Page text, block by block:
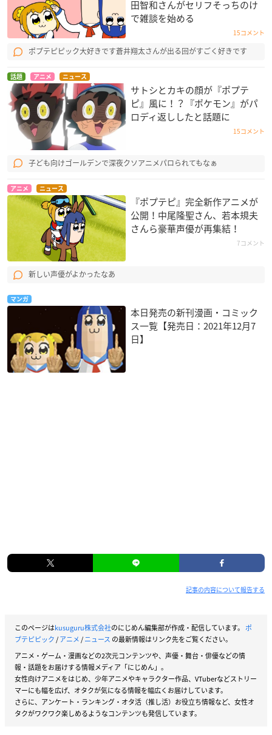
田智和さんがセリフそっちのけ
で雑談を始める
15コメント
ポプテピピック大好きです蒼井翔太さんが出る回がすごく好きです
話題 アニメ ニュース
サトシとカキの顔が『ポプテ
ピ』風に！？『ポケモン』がパ
ロディ返ししたと話題に
15コメント
子ども向けゴールデンで深夜クソアニメパロられてもなぁ
アニメ ニュース
『ポプテピ』完全新作アニメが
公開！中尾隆聖さん、若本規夫
さんら豪華声優が再集結！
7コメント
新しい声優がよかったなあ
マンガ
本日発売の新刊漫画・コミック
ス一覧【発売日：2021年12月7
日】
記事の内容について報告する
このページはkusuguru株式会社のにじめん編集部が作成・配信しています。 ポ
プテピピック/アニメ/ニュース の最新情報はリンク先をご覧ください。
アニメ・ゲーム・漫画などの2次元コンテンツや、声優・舞台・俳優などの情
報・話題をお届けする情報メディア「にじめん」。
女性向けアニメをはじめ、少年アニメやキャラクター作品、VTuberなどストリー
マーにも幅を広げ、オタクが気になる情報を幅広くお届けしています。
さらに、アンケート・ランキング・オタ活（推し活）お役立ち情報など、女性オ
タクがワクワク楽しめるようなコンテンツも発信しています。